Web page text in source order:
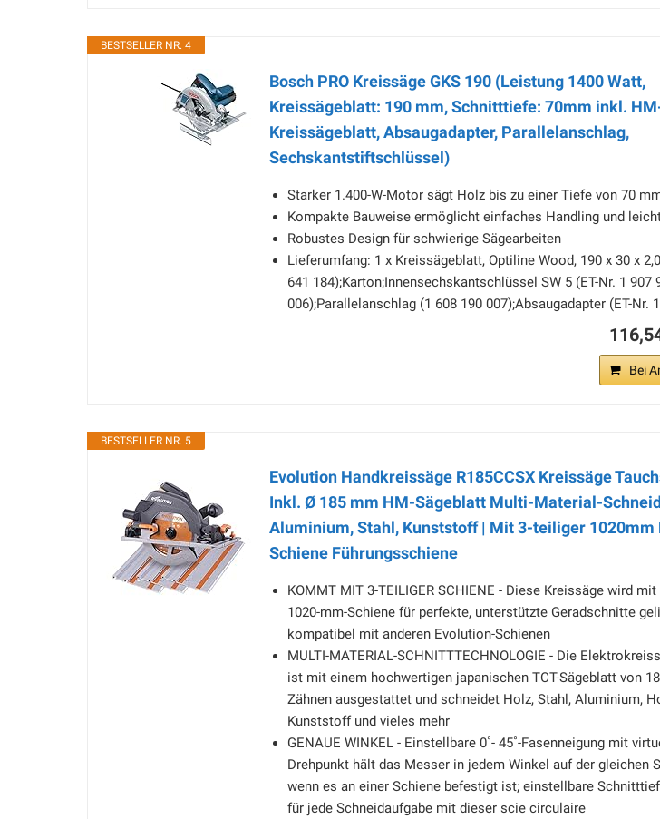
BESTSELLER NR. 4
Bosch PRO Kreissäge GKS 190 (Leistung 1400 Watt,
Kreissägeblatt: 190 mm, Schnitttiefe: 70mm inkl.
Kreissägeblatt, Absaugadapter, Parallelanschlag,
Sechskantstiftschlüssel)
Starker 1.400-W-Motor sägt Holz bis zu einer Tiefe von 70
Kompakte Bauweise ermöglicht einfaches Handling und
Robustes Design für schwierige Sägearbeiten
Lieferumfang: 1 x Kreissägeblatt, Optiline Wood, 190 x 30 x
641 184);Karton;Innensechskantschlüssel SW 5 (ET-Nr. 1 907
006);Parallelanschlag (1 608 190 007);Absaugadapter (ET-Nr.
Bei
BESTSELLER NR. 5
Evolution Handkreissäge R185CCSX Kreissäge
Inkl. Ø 185 mm HM-Sägeblatt Multi-Material-
Aluminium, Stahl, Kunststoff | Mit 3-teiliger 1020mm
Schiene Führungsschiene
KOMMT MIT 3-TEILIGER SCHIENE - Diese Kreissäge wird
1020-mm-Schiene für perfekte, unterstützte Geradschnitte
kompatibel mit anderen Evolution-Schienen
MULTI-MATERIAL-SCHNITTTECHNOLOGIE - Die
ist mit einem hochwertigen japanischen TCT-Sägeblatt von
Zähnen ausgestattet und schneidet Holz, Stahl, Aluminium,
Kunststoff und vieles mehr
GENAUE WINKEL - Einstellbare 0˚- 45˚-Fasenneigung mit
Drehpunkt hält das Messer in jedem Winkel auf der gleichen
wenn es an einer Schiene befestigt ist; einstellbare
für jede Schneidaufgabe mit dieser scie circulaire